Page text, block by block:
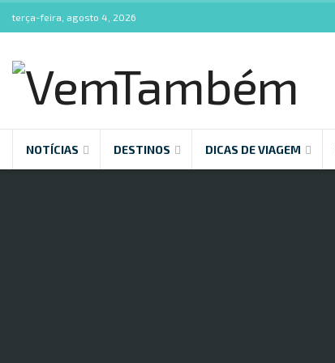
terça-feira, agosto 4, 2026
NOTÍCIAS DESTINOS DICAS DE VIAGEM